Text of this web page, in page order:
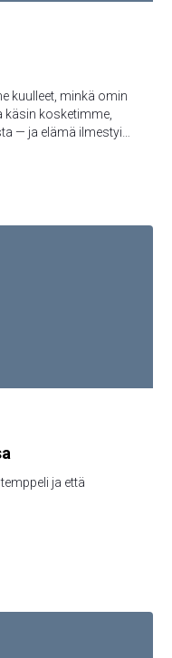
kuulleet, minkä omin
käsin kosketimme,
— ja elämä ilmestyi,
on yhteys Isän ja
ja että